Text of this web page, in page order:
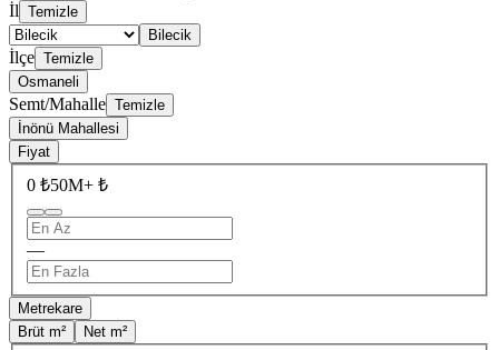
İl Temizle
Bilecik
İlçe Temizle
Osmaneli
Semt/Mahalle Temizle
İnönü Mahallesi
Fiyat
0 ₺50M+ ₺
—
Metrekare
Brüt m²
Net m²